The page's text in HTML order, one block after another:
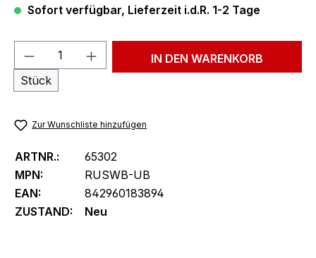
Sofort verfügbar, Lieferzeit i.d.R. 1-2 Tage
Produkt Anzahl: Gib den
Stück
IN DEN WARENKORB
Zur Wunschliste hinzufügen
ARTNR.:
65302
MPN:
RUSWB-UB
EAN:
842960183894
ZUSTAND:
Neu